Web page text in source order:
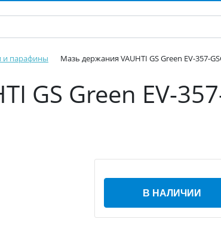
и парафины Мазь держания VAUHTI GS Green EV-357-
GS Green EV-
В НАЛИЧИИ